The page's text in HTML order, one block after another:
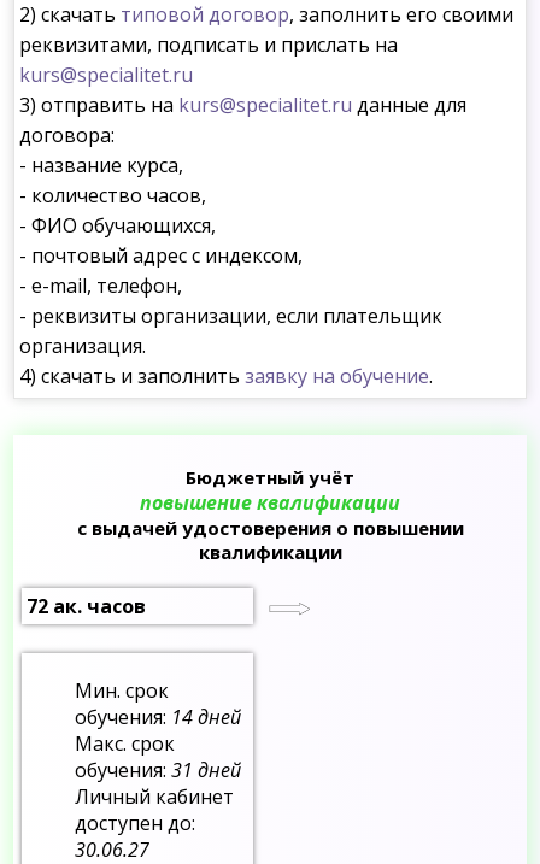
2) скачать типовой договор, заполнить его своими
реквизитами, подписать и прислать на
kurs@specialitet.ru
3) отправить на kurs@specialitet.ru данные для
договора:
- название курса,
- количество часов,
- ФИО обучающихся,
- почтовый адрес с индексом,
- e-mail, телефон,
- реквизиты организации, если плательщик
организация.
4) скачать и заполнитьзаявку на обучение.
Бюджетный учёт
повышение квалификации
с выдачей удостоверения о повышении
квалификации
72 ак. часов
Мин. срок
обучения: 14 дней
Макс. срок
обучения:31 дней
Личный кабинет
доступен до:
30.06.27